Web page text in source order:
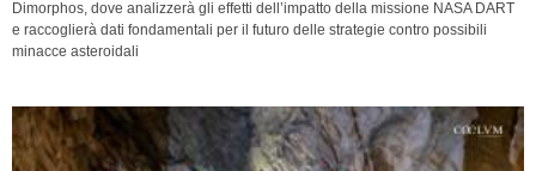
Dimorphos, dove analizzerà gli effetti dell’impatto della missione NASA DART
e raccoglierà dati fondamentali per il futuro delle strategie contro possibili
minacce asteroidali